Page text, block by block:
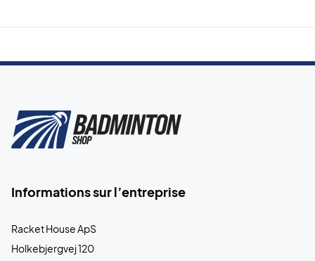
Informations sur l’entreprise
Racket House ApS
Holkebjergvej 120